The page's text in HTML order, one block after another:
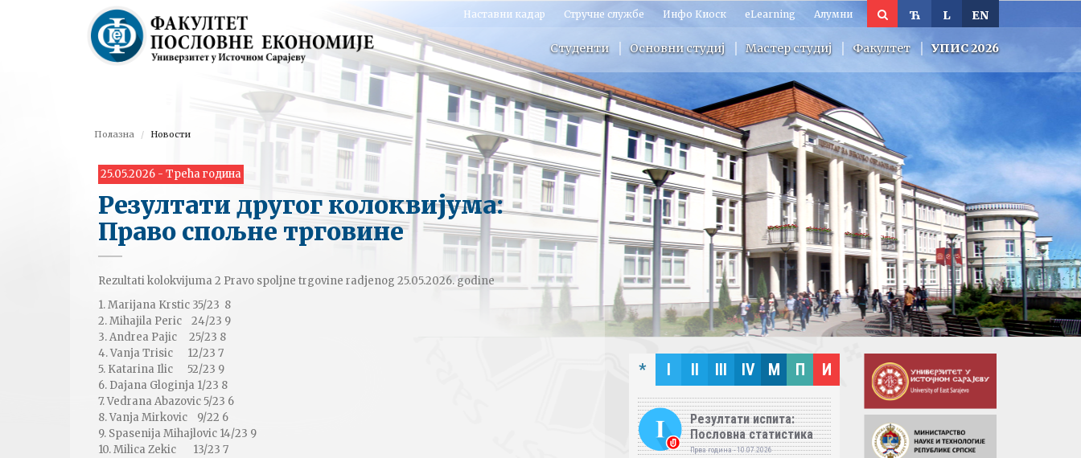
EN
L
Ћ
Наставни кадар Стручне службе Инфо Киоск eLearning Алумни
Студенти Основни студиј Мастер студиј Факултет УПИС 2026
Полазна Новости
25.05.2026 - Трећа година
Резултати другог колоквијума:
Право спољне трговине
Rezultati kolokvijuma 2 Pravo spoljne trgovine radjenog 25.05.2026. godine
1. Marijana Krstic 35/23 8
2. Mihajila Peric 24/23 9
3. Andrea Pajic 25/23 8
4. Vanja Trisic 12/23 7
5. Katarina Ilic 52/23 9
6. Dajana Gloginja 1/23 8
7. Vedrana Abazovic 5/23 6
8. Vanja Mirkovic 9/22 6
9. Spasenija Mihajlovic 14/23 9
10. Milica Zekic 13/23 7
* I II III IV M П И
Резултати испита:
Пословна статистика
Прва година - 10.07.2026